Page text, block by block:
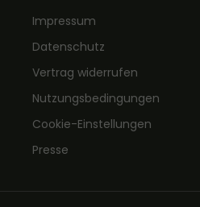
Impressum
Datenschutz
Vertrag widerrufen
Nutzungsbedingungen
Cookie-Einstellungen
Presse